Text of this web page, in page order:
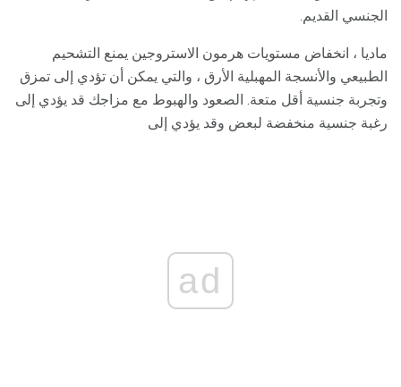
الجنسي القديم.
ماديا ، انخفاض مستويات هرمون الاستروجين يمنع التشحيم
الطبيعي والأنسجة المهبلية الأرق ، والتي يمكن أن تؤدي إلى تمزق
وتجربة جنسية أقل متعة. الصعود والهبوط مع مزاجك قد يؤدي إلى
رغبة جنسية منخفضة لبعض وقد يؤدي إلى
ad